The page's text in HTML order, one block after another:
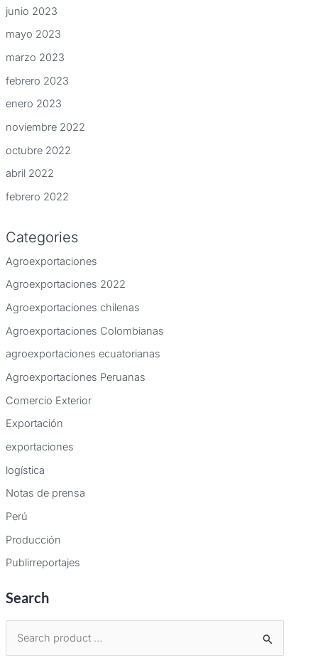
junio 2023
mayo 2023
marzo 2023
febrero 2023
enero 2023
noviembre 2022
octubre 2022
abril 2022
febrero 2022
Categories
Agroexportaciones
Agroexportaciones 2022
Agroexportaciones chilenas
Agroexportaciones Colombianas
agroexportaciones ecuatorianas
Agroexportaciones Peruanas
Comercio Exterior
Exportación
exportaciones
logística
Notas de prensa
Perú
Producción
Publirreportajes
Search